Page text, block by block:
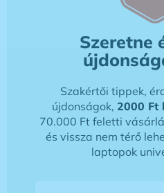
Szeretne
Szakértői tippek,
újdonságok, 2000 Ft
70.000 Ft feletti
és vissza nem térő
laptopok